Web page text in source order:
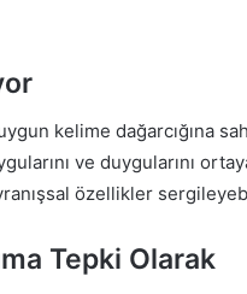
kelime dağarcığına
ve duygularını
özellikler
Tepki Olarak